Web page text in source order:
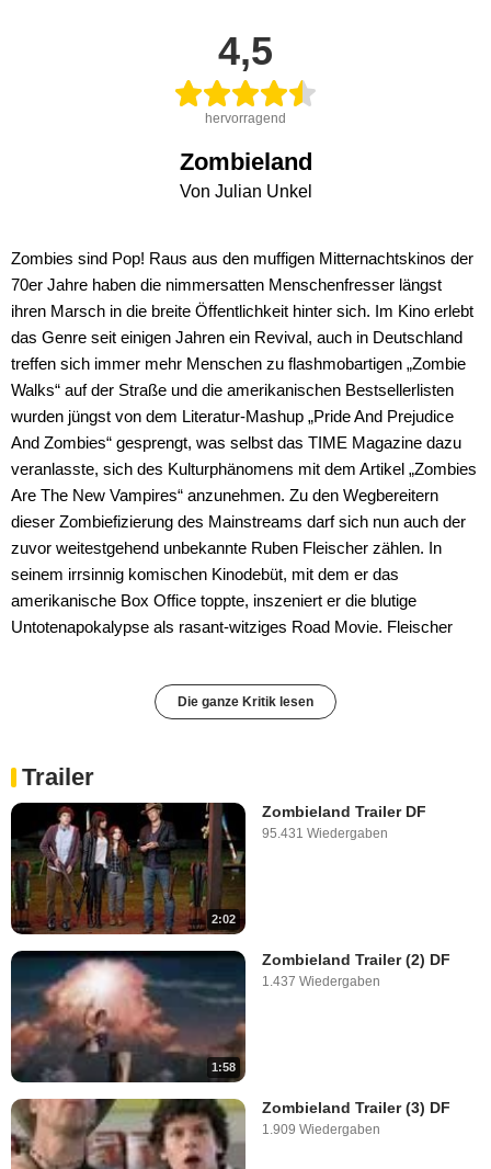
4,5
hervorragend
Zombieland
Von Julian Unkel
Zombies sind Pop! Raus aus den muffigen Mitternachtskinos der
70er Jahre haben die nimmersatten Menschenfresser längst
ihren Marsch in die breite Öffentlichkeit hinter sich. Im Kino erlebt
das Genre seit einigen Jahren ein Revival, auch in Deutschland
treffen sich immer mehr Menschen zu flashmobartigen „Zombie
Walks“ auf der Straße und die amerikanischen Bestsellerlisten
wurden jüngst von dem Literatur-Mashup „Pride And Prejudice
And Zombies“ gesprengt, was selbst das TIME Magazine dazu
veranlasste, sich des Kulturphänomens mit dem Artikel „Zombies
Are The New Vampires“ anzunehmen. Zu den Wegbereitern
dieser Zombiefizierung des Mainstreams darf sich nun auch der
zuvor weitestgehend unbekannte Ruben Fleischer zählen. In
seinem irrsinnig komischen Kinodebüt, mit dem er das
amerikanische Box Office toppte, inszeniert er die blutige
Untotenapokalypse als rasant-witziges Road Movie. Fleischer
Die ganze Kritik lesen
Trailer
2:02
Zombieland Trailer DF
95.431 Wiedergaben
1:58
Zombieland Trailer (2) DF
1.437 Wiedergaben
Zombieland Trailer (3) DF
1.909 Wiedergaben